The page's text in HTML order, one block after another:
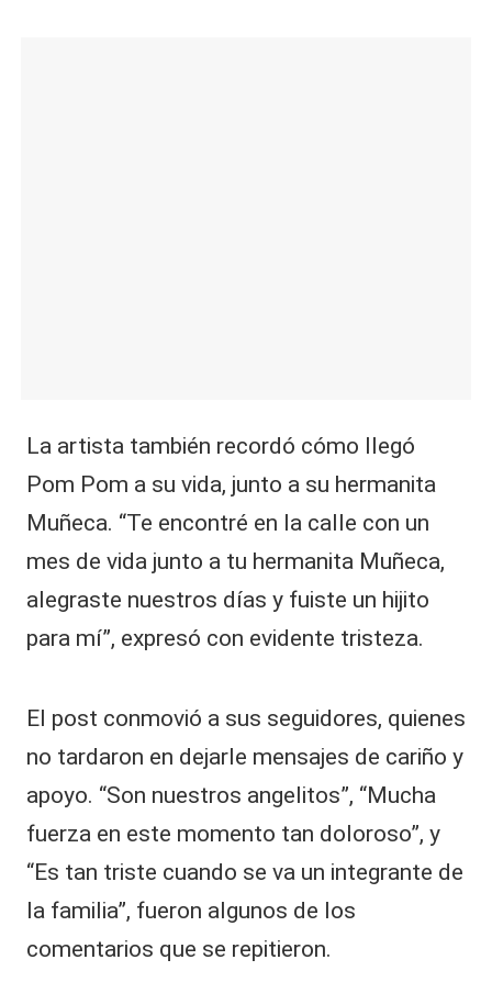
La artista también recordó cómo llegó
Pom Pom a su vida, junto a su hermanita
Muñeca. “Te encontré en la calle con un
mes de vida junto a tu hermanita Muñeca,
alegraste nuestros días y fuiste un hijito
para mí”, expresó con evidente tristeza.
El post conmovió a sus seguidores, quienes
no tardaron en dejarle mensajes de cariño y
apoyo. “Son nuestros angelitos”, “Mucha
fuerza en este momento tan doloroso”, y
“Es tan triste cuando se va un integrante de
la familia”, fueron algunos de los
comentarios que se repitieron.